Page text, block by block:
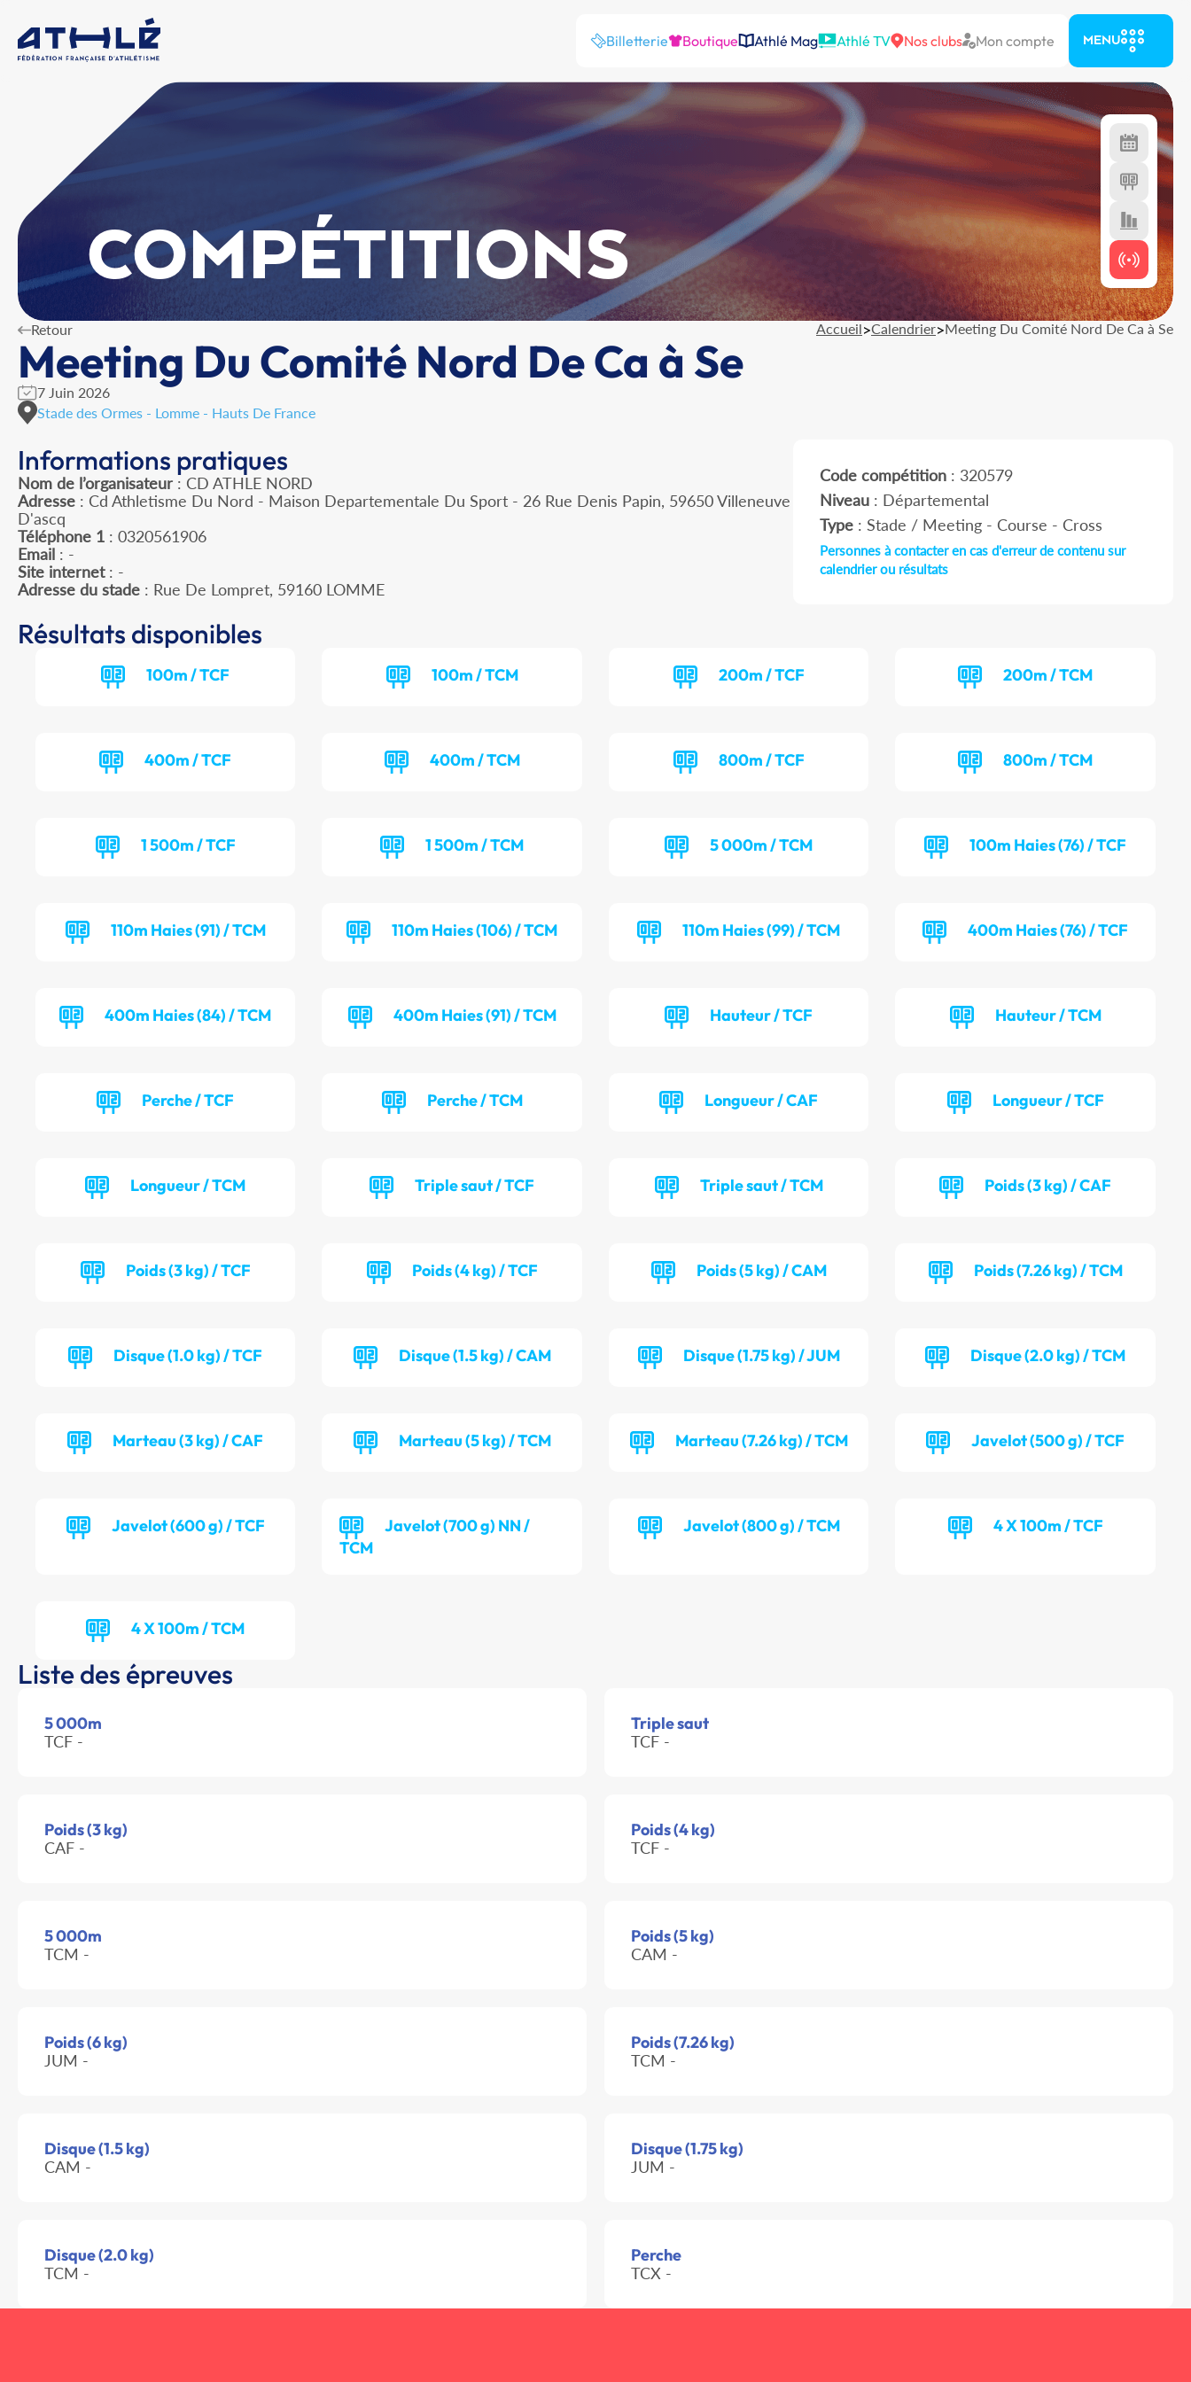
Billetterie Boutique Athlé Mag Athlé TV Nos clubs Mon compte MENU
COMPÉTITIONS
Retour Accueil>Calendrier>Meeting Du Comité Nord De Ca à Se
Meeting Du Comité Nord De Ca à Se
7 Juin 2026
Stade des Ormes - Lomme - Hauts De France
Informations pratiques
Nom de l’organisateur : CD ATHLE NORD
Adresse : Cd Athletisme Du Nord - Maison Departementale Du Sport - 26 Rue Denis Papin, 59650 Villeneuve
D'ascq
Téléphone 1 : 0320561906
Email : -
Site internet: -
Adresse du stade : Rue De Lompret, 59160 LOMME
Code compétition : 320579
Niveau : Départemental
Type : Stade / Meeting - Course - Cross
Personnes à contacter en cas d'erreur de contenu sur
calendrier ou résultats
Résultats disponibles
100m / TCF 100m / TCM 200m / TCF 200m / TCM
400m / TCF 400m / TCM 800m / TCF 800m / TCM
1 500m / TCF 1 500m / TCM 5 000m / TCM 100m Haies (76) / TCF
110m Haies (91) / TCM 110m Haies (106) / TCM 110m Haies (99) / TCM 400m Haies (76) / TCF
400m Haies (84) / TCM 400m Haies (91) / TCM Hauteur / TCF Hauteur / TCM
Perche / TCF Perche / TCM Longueur / CAF Longueur / TCF
Longueur / TCM Triple saut / TCF Triple saut / TCM Poids (3 kg) / CAF
Poids (3 kg) / TCF Poids (4 kg) / TCF Poids (5 kg) / CAM Poids (7.26 kg) / TCM
Disque (1.0 kg) / TCF Disque (1.5 kg) / CAM Disque (1.75 kg) / JUM Disque (2.0 kg) / TCM
Marteau (3 kg) / CAF Marteau (5 kg) / TCM Marteau (7.26 kg) / TCM Javelot (500 g) / TCF
Javelot (600 g) / TCF
Javelot (700 g) NN /
TCM
Javelot (800 g) / TCM 4 X 100m / TCF
4 X 100m / TCM
Liste des épreuves
5 000m
TCF -
Triple saut
TCF -
Poids (3 kg)
CAF -
Poids (4 kg)
TCF -
5 000m
TCM -
Poids (5 kg)
CAM -
Poids (6 kg)
JUM -
Poids (7.26 kg)
TCM -
Disque (1.5 kg)
CAM -
Disque (1.75 kg)
JUM -
Disque (2.0 kg)
TCM -
Perche
TCX -